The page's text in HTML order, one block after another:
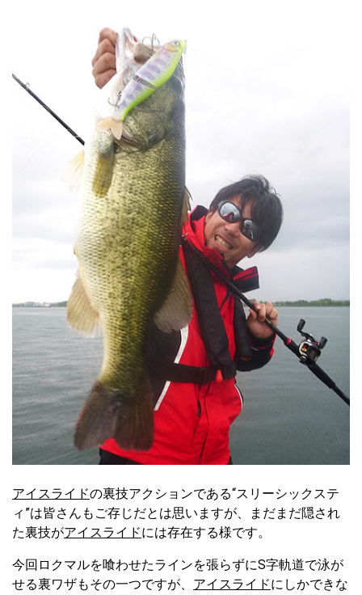
アイスライドの裏技アクションである“スリーシックステ
ィ”は皆さんもご存じだとは思いますが、まだまだ隠され
た裏技がアイスライドには存在する様です。
今回ロクマルを喰わせたラインを張らずにS字軌道で泳が
せる裏ワザもその一つですが、 アイスライドにしかできな